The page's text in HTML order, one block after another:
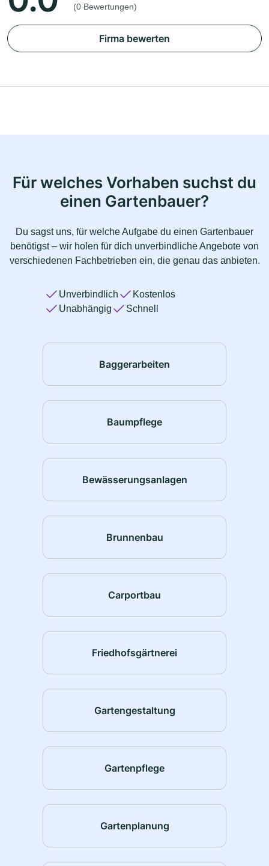
(0 Bewertungen)
Firma bewerten
Für welches Vorhaben suchst du
einen Gartenbauer?
Du sagst uns, für welche Aufgabe du einen Gartenbauer
benötigst – wir holen für dich unverbindliche Angebote von
verschiedenen Fachbetrieben ein, die genau das anbieten.
Unverbindlich
Kostenlos
Unabhängig
Schnell
Baggerarbeiten
Baumpflege
Bewässerungsanlagen
Brunnenbau
Carportbau
Friedhofsgärtnerei
Gartengestaltung
Gartenpflege
Gartenplanung